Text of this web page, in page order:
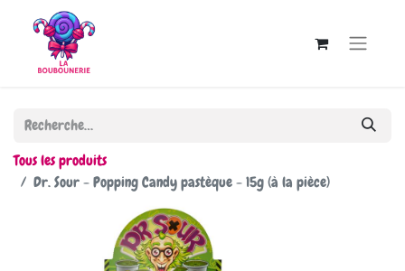
Tous les produits
Dr. Sour - Popping Candy pastèque - 15g (à la pièce)